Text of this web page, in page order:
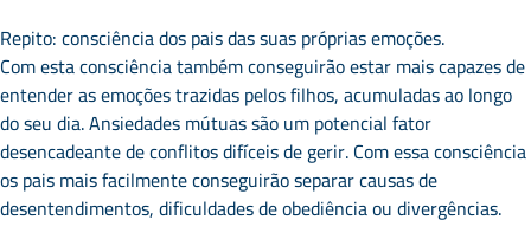
Repito: consciência dos pais das suas próprias emoções.
Com esta consciência também conseguirão estar mais capazes de
entender as emoções trazidas pelos filhos, acumuladas ao longo
do seu dia. Ansiedades mútuas são um potencial fator
desencadeante de conflitos difíceis de gerir. Com essa consciência
os pais mais facilmente conseguirão separar causas de
desentendimentos, dificuldades de obediência ou divergências.